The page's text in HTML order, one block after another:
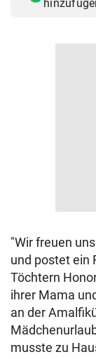
"Wir freuen
und postet ein
Töchtern
ihrer Mama
an der
musste zu